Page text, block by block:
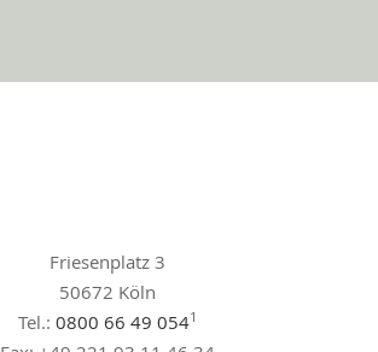
Friesenplatz 3
50672 Köln
Tel.: 0800 66 49 0541